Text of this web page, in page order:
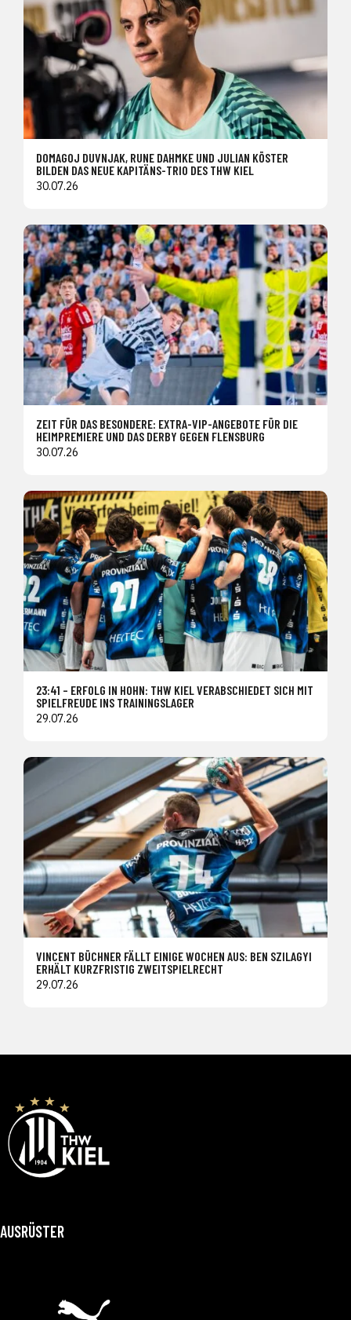
DOMAGOJ DUVNJAK, RUNE DAHMKE UND JULIAN KÖSTER
BILDEN DAS NEUE KAPITÄNS-TRIO DES THW KIEL
30.07.26
ZEIT FÜR DAS BESONDERE: EXTRA-VIP-ANGEBOTE FÜR DIE
HEIMPREMIERE UND DAS DERBY GEGEN FLENSBURG
30.07.26
23:41 – ERFOLG IN HOHN: THW KIEL VERABSCHIEDET SICH MIT
SPIELFREUDE INS TRAININGSLAGER
29.07.26
VINCENT BÜCHNER FÄLLT EINIGE WOCHEN AUS: BEN SZILAGYI
ERHÄLT KURZFRISTIG ZWEITSPIELRECHT
29.07.26
AUSRÜSTER